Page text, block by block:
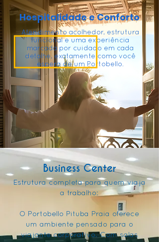
Hospitalidade e Conforto
Atendimento acolhedor, estrutura
funcional e uma experiência
marcada por cuidado em cada
detalhe, exatamente como você
espera de um Portobello.
Business Center
Estrutura completa para quem viaja
a trabalho:
O Portobello Pituba Praia oferece
um ambiente pensado para o
viajante corporativo. Com salas